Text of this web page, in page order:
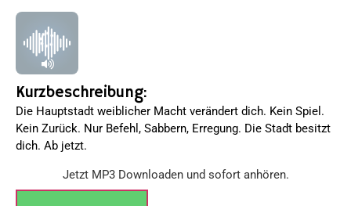
basierend
Kundenbewertungen
Kurzbeschreibung:
Die Hauptstadt weiblicher Macht verändert dich. Kein Spiel.
Kein Zurück. Nur Befehl, Sabbern, Erregung. Die Stadt besitzt
dich. Ab jetzt.
Jetzt MP3 Downloaden und sofort anhören.